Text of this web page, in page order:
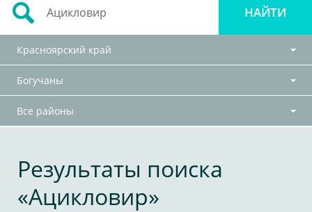
Красноярский край
Богучаны
Все районы
Результаты поиска
«Ацикловир»